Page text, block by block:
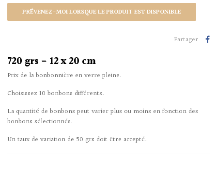
PRÉVENEZ-MOI LORSQUE LE PRODUIT EST DISPONIBLE
Partager
720 grs - 12 x 20 cm
Prix de la bonbonnière en verre pleine.
Choisissez 10 bonbons différents.
La quantité de bonbons peut varier plus ou moins en fonction des
bonbons sélectionnés.
Un taux de variation de 50 grs doit être accepté.